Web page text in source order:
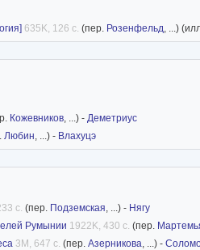
635K, 126 с. (пер. Розенфельд, ...)
Кожевников, ...) - Деметриус
Любин, ...) - Влахуцэ
с. (пер. Подземская, ...) - Нягу
Румынии 1922K, 430 с. (пер.
3M, 647 с. (пер. Азерникова, ...) -